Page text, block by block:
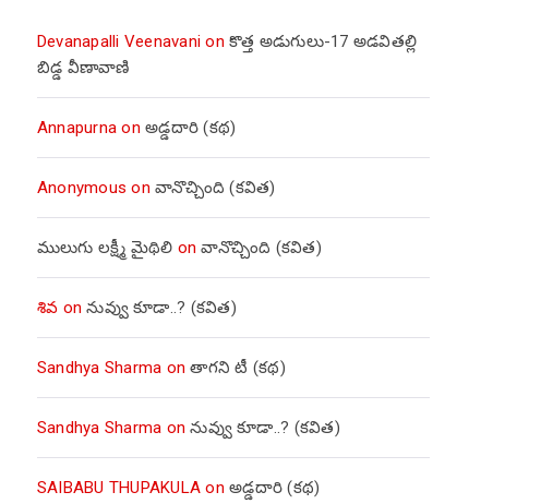
Devanapalli Veenavani onకొత్త అడుగులు-17 అడవితల్లి
బిడ్డ వీణావాణి
Annapurna onఅడ్డదారి (కథ)
Anonymous onవానొచ్చింది (కవిత)
ములుగు లక్ష్మీ మైథిలి onవానొచ్చింది (కవిత)
శివ onనువ్వు కూడా..? (కవిత)
Sandhya Sharma onతాగని టీ (కథ)
Sandhya Sharma onనువ్వు కూడా..? (కవిత)
SAIBABU THUPAKULA onఅడ్డదారి (కథ)